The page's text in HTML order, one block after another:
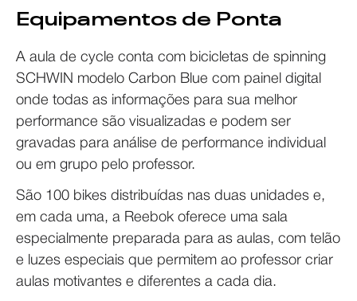
Equipamentos de Ponta
A aula de cycle conta com bicicletas de spinning
SCHWIN modelo Carbon Blue com painel digital
onde todas as informações para sua melhor
performance são visualizadas e podem ser
gravadas para análise de performance individual
ou em grupo pelo professor.
São 100 bikes distribuídas nas duas unidades e,
em cada uma, a Reebok oferece uma sala
especialmente preparada para as aulas, com telão
e luzes especiais que permitem ao professor criar
aulas motivantes e diferentes a cada dia.